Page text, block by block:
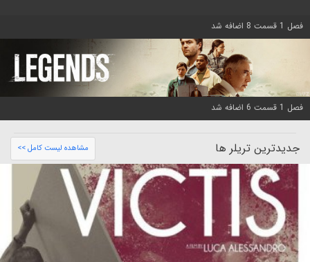
فصل 1 قسمت 8 اضافه شد
فصل 1 قسمت 6 اضافه شد
جدیدترین تریلر ها مشاهده لیست کامل >>